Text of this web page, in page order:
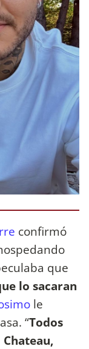
confirmó
que
lo sacaran
le
“Todos